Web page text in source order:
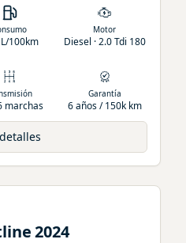
100km
Motor
Diesel · 2.0 Tdi 180
marchas
Garantía
6 años / 150k km
2024